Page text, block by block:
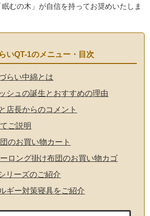
むの木」が自信を持ってお奨めいたしま
いQT-1のメニュー・目次
らい中綿とは
シュの誕生とおすすめの理由
店長からのコメント
ご説明
のお買い物カート
ロング掛け布団のお買い物カゴ
リーズのご紹介
ギー対策寝具をご紹介